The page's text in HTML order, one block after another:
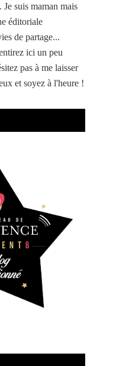
Je suis maman mais
éditoriale
de partage...
ici un peu
pas à me laisser
et soyez à l'heure !